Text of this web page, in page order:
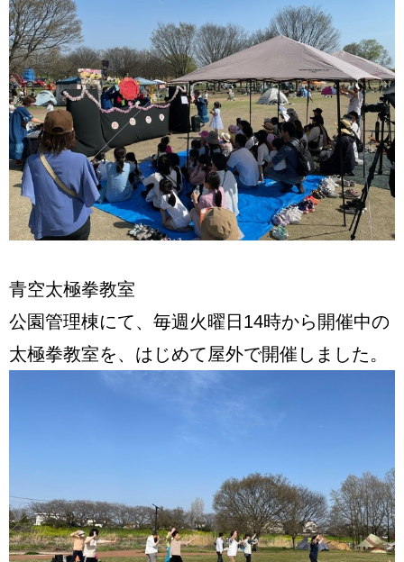
青空太極拳教室
公園管理棟にて、毎週火曜日14時から開催中の
太極拳教室を、はじめて屋外で開催しました。